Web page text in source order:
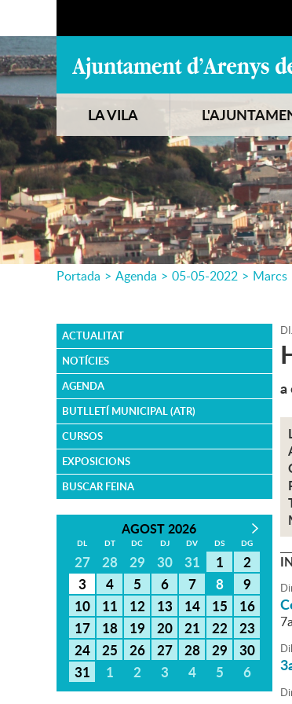
LA VILA
Portada > Agenda > 05-05-2022 > Marcs
ACTUALITAT
NOTÍCIES
AGENDA
BUTLLETÍ MUNICIPAL (ATR)
CURSOS
EXPOSICIONS
BUSCAR FEINA
AGOST 2026
DL DT DC DJ DV DS DG
27 28 29 30 31 1
2
3
4 5 6 7 8
9
10
11 12 13 14 15
16
17
18 19 20 21 22
23
24
25 26 27 28 29
30
31
1 2 3 4 5 6
a